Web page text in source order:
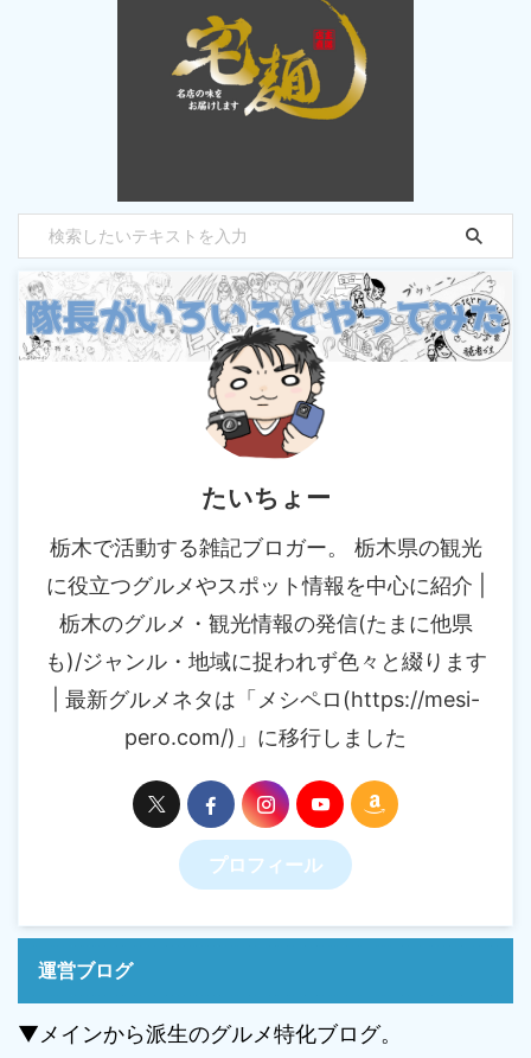
たいちょー
栃木で活動する雑記ブロガー。 栃木県の観光
に役立つグルメやスポット情報を中心に紹介 |
栃木のグルメ・観光情報の発信(たまに他県
も)/ジャンル・地域に捉われず色々と綴ります
| 最新グルメネタは「メシペロ(https://mesi-
pero.com/)」に移行しました
プロフィール
運営ブログ
▼メインから派生のグルメ特化ブログ。